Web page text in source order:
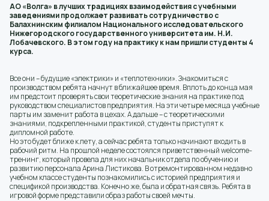
АО «Волга» в лучших традициях взаимодействия с учебными
заведениями продолжает развивать сотрудничество с
Балахнинским филиалом Национального исследовательского
Нижегородского государственного университета им. Н.И.
Лобачевского. В этом году на практику к нам пришли студенты 4
курса.
Все они – будущие «электрики» и «теплотехники». Знакомиться с
производством ребята начнут в ближайшее время. Вплоть до конца мая
им предстоит проверять свои теоретические знания на практике под
руководством специалистов предприятия. На эти четыре месяца учебные
парты им заменит работа в цехах. А дальше – с теоретическими
знаниями, подкрепленными практикой, студенты приступят к
дипломной работе.
Но это будет ближе к лету, а сейчас ребята только начинают входить в
рабочий ритм. На прошлой неделе состоялся приветственный welcome-
тренинг, который провела для них начальник отдела по обучению и
развитию персонала Арина Листикова. В отремонтированном недавно
учебном классе студенты познакомились с историей предприятия и
спецификой производства. Конечно же, была и обратная связь. Ребята в
игровой форме представили образ работы своей мечты.